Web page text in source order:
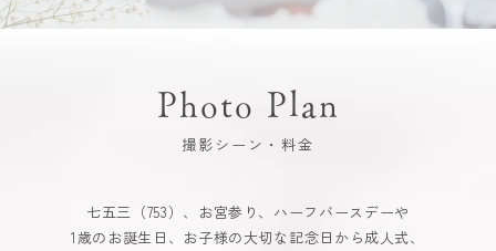
Photo Plan
撮影シーン・料金
七五三（753）、お宮参り、ハーフバースデーや
1歳のお誕生日、お子様の大切な記念日から成人式、